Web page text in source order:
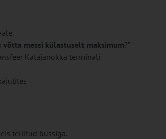
võtta messi külastuselt maksimum?”
Katajanokka terminali
tellitud bussiga.